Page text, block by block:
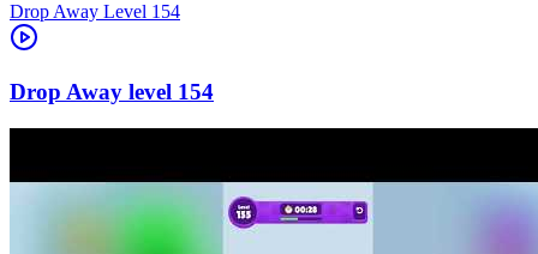
Level 154
154